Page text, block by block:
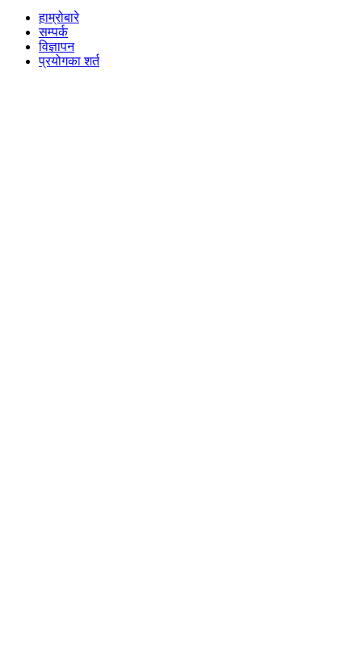
हाम्रोबारे
सम्पर्क
विज्ञापन
प्रयोगका शर्त